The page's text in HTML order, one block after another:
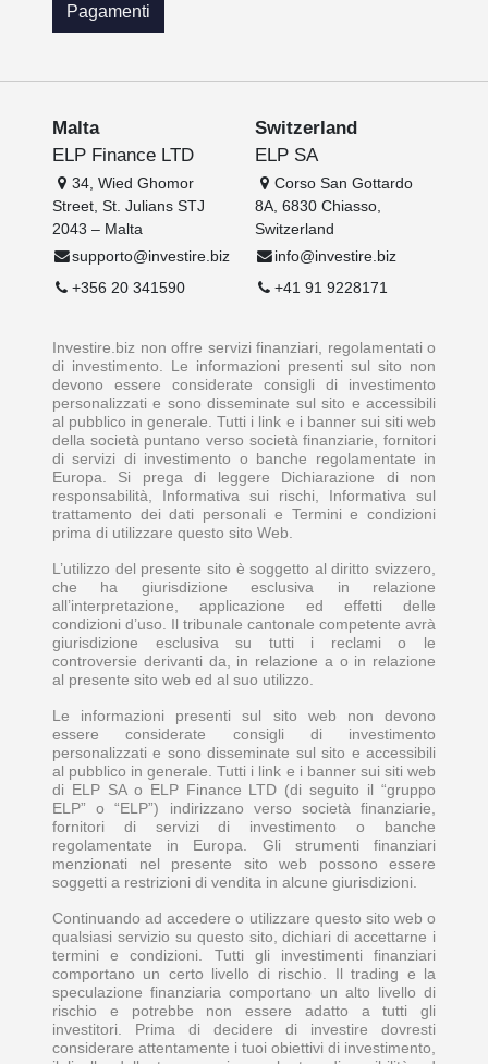
Pagamenti
Malta
ELP Finance LTD
34, Wied Ghomor
Street, St. Julians STJ
2043 – Malta
supporto@investire.biz
+356 20 341590
Switzerland
ELP SA
Corso San Gottardo
8A, 6830 Chiasso,
Switzerland
info@investire.biz
+41 91 9228171
Investire.biz non offre servizi finanziari, regolamentati o
di investimento. Le informazioni presenti sul sito non
devono essere considerate consigli di investimento
personalizzati e sono disseminate sul sito e accessibili
al pubblico in generale. Tutti i link e i banner sui siti web
della società puntano verso società finanziarie, fornitori
di servizi di investimento o banche regolamentate in
Europa. Si prega di leggere Dichiarazione di non
responsabilità, Informativa sui rischi, Informativa sul
trattamento dei dati personali e Termini e condizioni
prima di utilizzare questo sito Web.
L’utilizzo del presente sito è soggetto al diritto svizzero,
che ha giurisdizione esclusiva in relazione
all’interpretazione, applicazione ed effetti delle
condizioni d’uso. Il tribunale cantonale competente avrà
giurisdizione esclusiva su tutti i reclami o le
controversie derivanti da, in relazione a o in relazione
al presente sito web ed al suo utilizzo.
Le informazioni presenti sul sito web non devono
essere considerate consigli di investimento
personalizzati e sono disseminate sul sito e accessibili
al pubblico in generale. Tutti i link e i banner sui siti web
di ELP SA o ELP Finance LTD (di seguito il “gruppo
ELP” o “ELP”) indirizzano verso società finanziarie,
fornitori di servizi di investimento o banche
regolamentate in Europa. Gli strumenti finanziari
menzionati nel presente sito web possono essere
soggetti a restrizioni di vendita in alcune giurisdizioni.
Continuando ad accedere o utilizzare questo sito web o
qualsiasi servizio su questo sito, dichiari di accettarne i
termini e condizioni. Tutti gli investimenti finanziari
comportano un certo livello di rischio. Il trading e la
speculazione finanziaria comportano un alto livello di
rischio e potrebbe non essere adatto a tutti gli
investitori. Prima di decidere di investire dovresti
considerare attentamente i tuoi obiettivi di investimento,